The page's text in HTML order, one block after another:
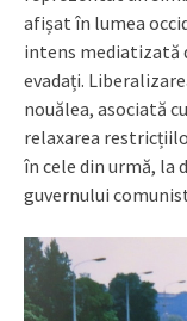
afișat în lumea
intens mediatizată
evadați.
nouălea, asociată
relaxarea
în cele din urmă, la
guvernului